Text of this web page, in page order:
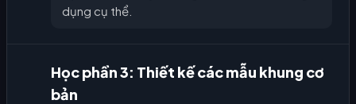
dụng cụ thể.
Học phần 3: Thiết kế các mẫu khung cơ
bản